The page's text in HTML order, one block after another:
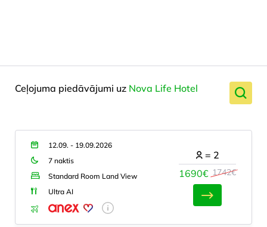
Ceļojuma piedāvājumi uz Nova Life Hotel
12.09. - 19.09.2026
7 naktis
Standard Room Land View
Ultra AI
1690€ 1742€
= 2